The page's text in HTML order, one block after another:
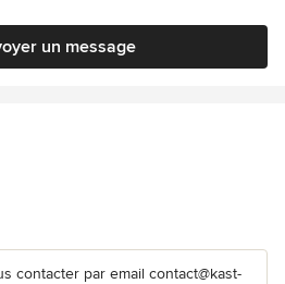
un message
5
contacter par email contact@kast-